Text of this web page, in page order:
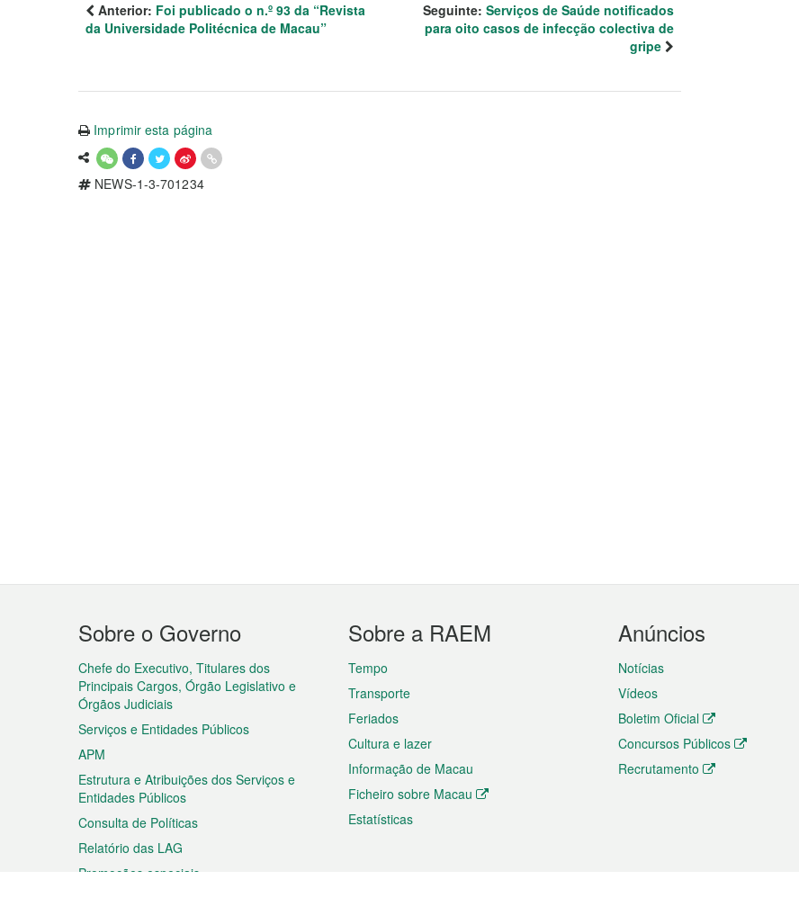
Anterior: Foi publicado o n.º 93 da “Revista
da Universidade Politécnica de Macau”
Seguinte: Serviços de Saúde notificados
para oito casos de infecção colectiva de
gripe
Imprimir esta página
NEWS-1-3-701234
Menu
do
rodapé
Sobre o Governo
Chefe do Executivo, Titulares dos
Principais Cargos, Órgão Legislativo e
Órgãos Judiciais
Serviços e Entidades Públicos
APM
Estrutura e Atribuições dos Serviços e
Entidades Públicos
Consulta de Políticas
Relatório das LAG
Promoções especiais
Sobre a RAEM
Tempo
Transporte
Feriados
Cultura e lazer
Informação de Macau
Ficheiro sobre Macau
Estatísticas
Anúncios
Notícias
Vídeos
Boletim Oficial
Concursos Públicos
Recrutamento